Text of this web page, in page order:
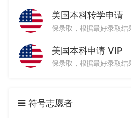
美国本科转学申请
保录取，根据最好录取结
美国本科申请 VIP
保录取，根据最好录取结
符号志愿者